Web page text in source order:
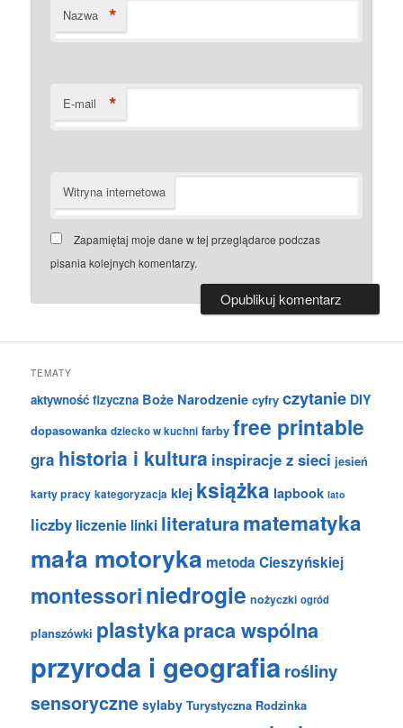
Nazwa *
E-mail *
Witryna internetowa
Zapamiętaj moje dane w tej przeglądarce podczas
pisania kolejnych komentarzy.
TEMATY
aktywność fizyczna Boże Narodzenie cyfry czytanie DIY
dopasowanka dziecko w kuchni farby free printable
gra historia i kultura inspiracje z sieci jesień
karty pracy kategoryzacja klej książka lapbook lato
liczby liczenie linki literaturamatematyka
mała motoryka metoda Cieszyńskiej
montessoriniedrogie nożyczki ogród
planszówki plastykapraca wspólna
przyroda i geografiarośliny
sensoryczne sylaby Turystyczna Rodzinka